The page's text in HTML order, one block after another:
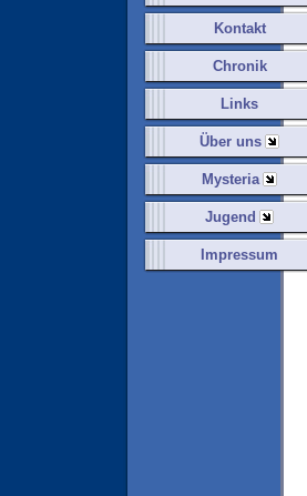
Kontakt
Chronik
Links
Über uns
Mysteria
Jugend
Impressum